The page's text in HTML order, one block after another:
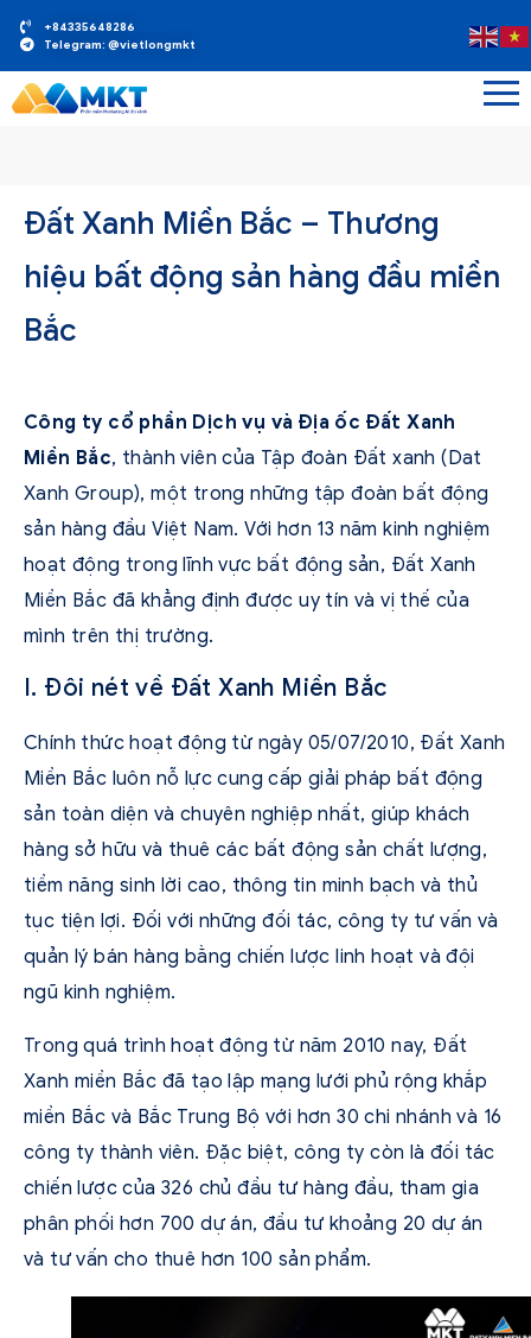
+84335648286
Telegram: @vietlongmkt
Đất Xanh Miền Bắc – Thương
hiệu bất động sản hàng đầu miền
Bắc
Công ty cổ phần Dịch vụ và Địa ốc Đất Xanh
Miền Bắc, thành viên của Tập đoàn Đất xanh (Dat
Xanh Group), một trong những tập đoàn bất động
sản hàng đầu Việt Nam. Với hơn 13 năm kinh nghiệm
hoạt động trong lĩnh vực bất động sản, Đất Xanh
Miền Bắc đã khẳng định được uy tín và vị thế của
mình trên thị trường.
I. Đôi nét về Đất Xanh Miền Bắc
Chính thức hoạt động từ ngày 05/07/2010, Đất Xanh
Miền Bắc luôn nỗ lực cung cấp giải pháp bất động
sản toàn diện và chuyên nghiệp nhất, giúp khách
hàng sở hữu và thuê các bất động sản chất lượng,
tiềm năng sinh lời cao, thông tin minh bạch và thủ
tục tiện lợi. Đối với những đối tác, công ty tư vấn và
quản lý bán hàng bằng chiến lược linh hoạt và đội
ngũ kinh nghiệm.
Trong quá trình hoạt động từ năm 2010 nay, Đất
Xanh miền Bắc đã tạo lập mạng lưới phủ rộng khắp
miền Bắc và Bắc Trung Bộ với hơn 30 chi nhánh và 16
công ty thành viên. Đặc biệt, công ty còn là đối tác
chiến lược của 326 chủ đầu tư hàng đầu, tham gia
phân phối hơn 700 dự án, đầu tư khoảng 20 dự án
và tư vấn cho thuê hơn 100 sản phẩm.